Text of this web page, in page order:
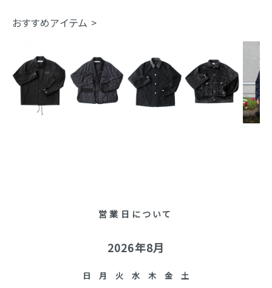
おすすめアイテム >
営業日について
2026年8月
日 月 火 水 木 金
土